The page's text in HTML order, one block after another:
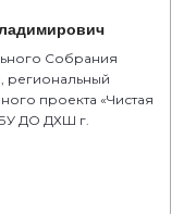
Собрания
региональный
проекта «Чистая
ДО ДХШ г.